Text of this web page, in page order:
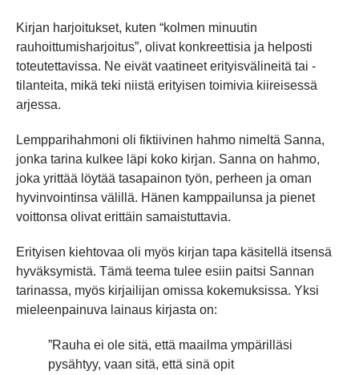
Kirjan harjoitukset, kuten “kolmen minuutin
rauhoittumisharjoitus”, olivat konkreettisia ja helposti
toteutettavissa. Ne eivät vaatineet erityisvälineitä tai -
tilanteita, mikä teki niistä erityisen toimivia kiireisessä
arjessa.
Lempparihahmoni oli fiktiivinen hahmo nimeltä Sanna,
jonka tarina kulkee läpi koko kirjan. Sanna on hahmo,
joka yrittää löytää tasapainon työn, perheen ja oman
hyvinvointinsa välillä. Hänen kamppailunsa ja pienet
voittonsa olivat erittäin samaistuttavia.
Erityisen kiehtovaa oli myös kirjan tapa käsitellä itsensä
hyväksymistä. Tämä teema tulee esiin paitsi Sannan
tarinassa, myös kirjailijan omissa kokemuksissa. Yksi
mieleenpainuva lainaus kirjasta on:
”Rauha ei ole sitä, että maailma ympärilläsi
pysähtyy, vaan sitä, että sinä opit